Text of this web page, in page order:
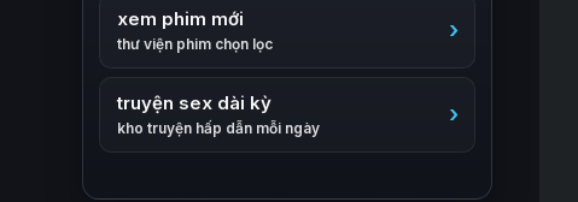
xem phim mới
thư viện phim chọn lọc
truyện sex dài kỳ
kho truyện hấp dẫn mỗi ngày